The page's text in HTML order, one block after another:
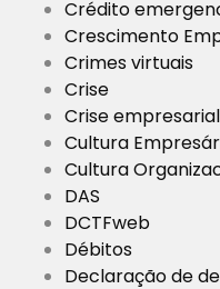
Crédito
Crescimento
Crimes virtuais
Crise
Crise empresarial
Cultura
Cultura
DAS
DCTFweb
Débitos
Declaração de